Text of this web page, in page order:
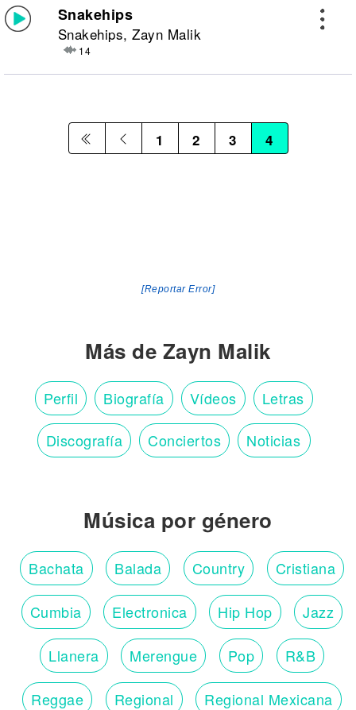
Snakehips
Snakehips, Zayn Malik
14
1 2 3 4
[Reportar Error]
Más de Zayn Malik
Perfil Biografía Vídeos Letras
Discografía Conciertos Noticias
Música por género
Bachata Balada Country Cristiana
Cumbia Electronica Hip Hop Jazz
Llanera Merengue Pop R&B
Reggae Regional Regional Mexicana